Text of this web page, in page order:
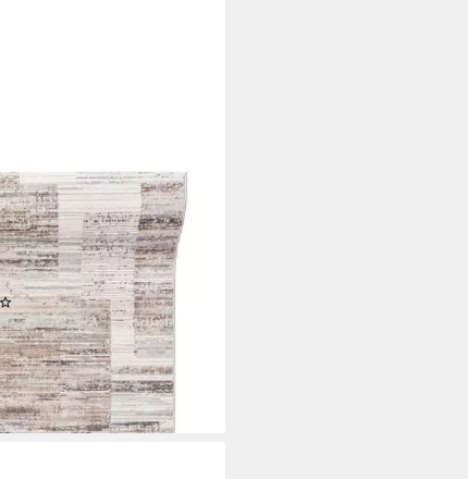
FlurLäufer Modern für
Schlafzimmer - Abstrakt
60 x 100 cm, Kurzflor,
(17)
€ UVP62,99 €
- in 6-7 Werktagen bei dir